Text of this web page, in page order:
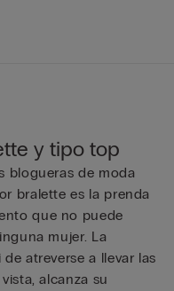
y tipo top
blogueras de moda
bralette es la prenda
que no puede
mujer. La
atreverse a llevar las
alcanza su